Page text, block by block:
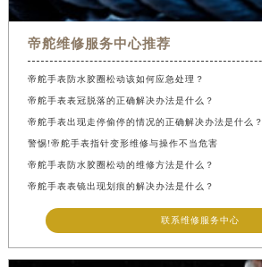
帝舵维修服务中心推荐
帝舵手表防水胶圈松动该如何应急处理？
帝舵手表表冠脱落的正确解决办法是什么？
帝舵手表出现走停偷停的情况的正确解决办法是什么？
警惕!帝舵手表指针变形维修与操作不当危害
帝舵手表防水胶圈松动的维修方法是什么？
帝舵手表表镜出现划痕的解决办法是什么？
联系维修服务中心